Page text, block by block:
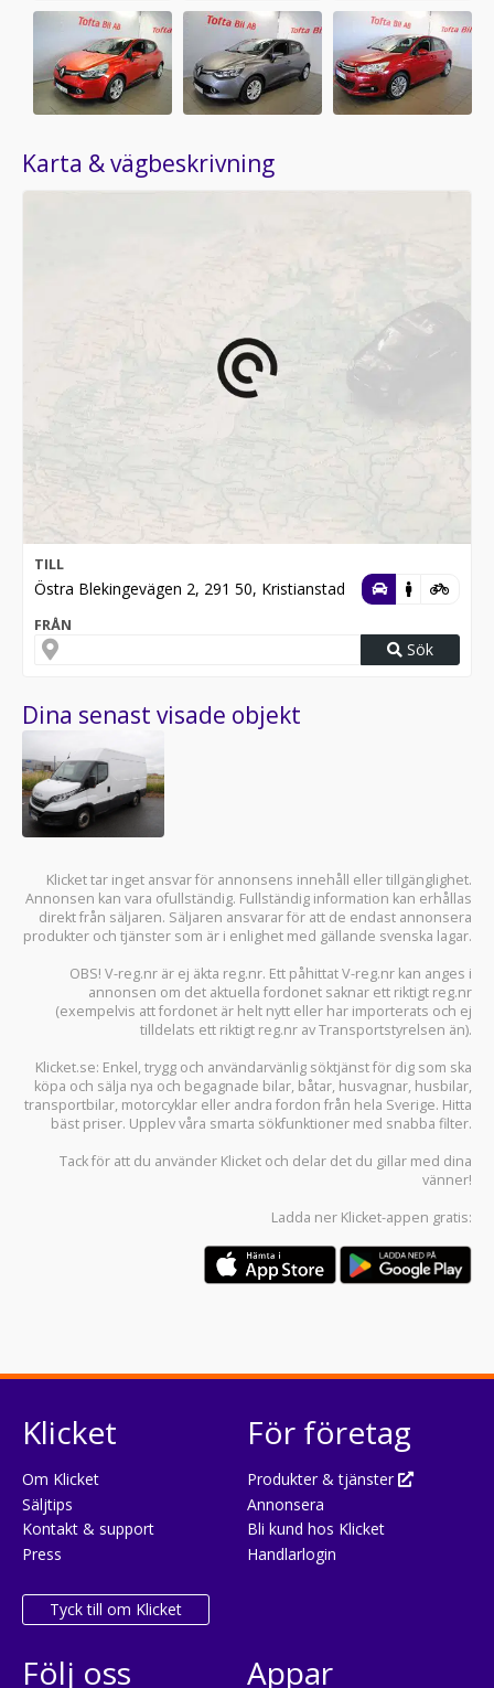
Karta & vägbeskrivning
TILL
Östra Blekingevägen 2, 291 50, Kristianstad
FRÅN
Sök
Dina senast visade objekt
Klicket tar inget ansvar för annonsens innehåll eller tillgänglighet.
Annonsen kan vara ofullständig. Fullständig information kan erhållas
direkt från säljaren. Säljaren ansvarar för att de endast annonsera
produkter och tjänster som är i enlighet med gällande svenska lagar.
OBS! V-reg.nr är ej äkta reg.nr. Ett påhittat V-reg.nr kan anges i
annonsen om det aktuella fordonet saknar ett riktigt reg.nr
(exempelvis att fordonet är helt nytt eller har importerats och ej
tilldelats ett riktigt reg.nr av Transportstyrelsen än).
Klicket.se: Enkel, trygg och användarvänlig söktjänst för dig som ska
köpa och sälja nya och begagnade bilar, båtar, husvagnar, husbilar,
transportbilar, motorcyklar eller andra fordon från hela Sverige. Hitta
bäst priser. Upplev våra smarta sökfunktioner med snabba filter.
Tack för att du använder Klicket och delar det du gillar med dina
vänner!
Ladda ner Klicket-appen gratis:
Klicket
Om Klicket
Säljtips
Kontakt & support
Press
Tyck till om Klicket
För företag
Produkter & tjänster
Annonsera
Bli kund hos Klicket
Handlarlogin
Följ oss Appar